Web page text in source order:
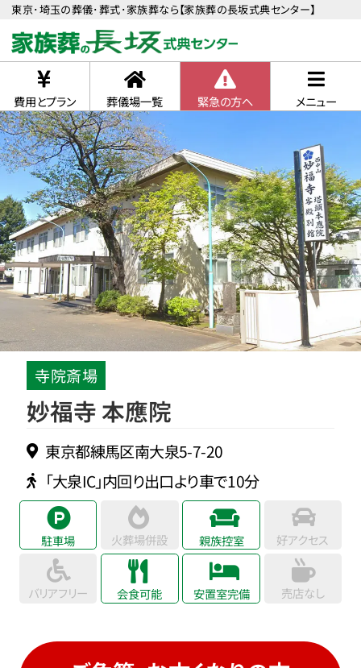
東京･埼玉の葬儀･葬式･家族葬なら【家族葬の長坂式典センター】
費用とプラン 葬儀場一覧 緊急の方へ メニュー
寺院斎場
妙福寺 本應院
東京都練馬区南大泉5-7-20
「大泉IC」内回り出口より車で10分
駐車場 火葬場併設 親族控室 好アクセス
バリアフリー 会食可能 安置室完備 売店なし